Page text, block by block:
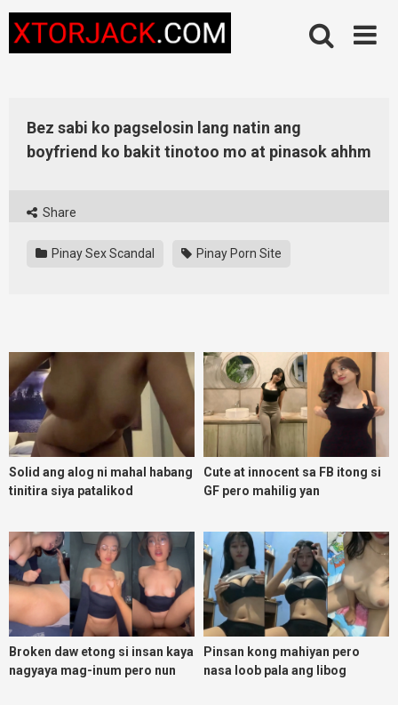
content
Bez sabi ko pagselosin lang natin ang
boyfriend ko bakit tinotoo mo at pinasok ahhm
Share
Pinay Sex Scandal Pinay Porn Site
Solid ang alog ni mahal habang
tinitira siya patalikod
Cute at innocent sa FB itong si
GF pero mahilig yan
Broken daw etong si insan kaya
nagyaya mag-inum pero nun
Pinsan kong mahiyan pero
nasa loob pala ang libog